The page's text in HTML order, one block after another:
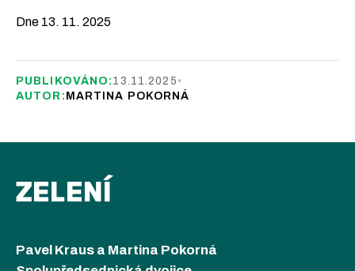
Dne 13. 11. 2025
PUBLIKOVÁNO: 13.11.2025 •
AUTOR: MARTINA POKORNÁ
ZELENÍ
Pavel Kraus a Martina Pokorná